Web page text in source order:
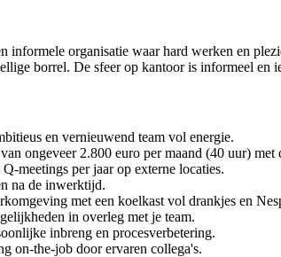
informele organisatie waar hard werken en
borrel. De sfeer op kantoor is informeel en
en vernieuwend team vol energie.
ongeveer 2.800 euro per maand (40 uur) met
meetings per jaar op externe locaties.
na de inwerktijd.
met een koelkast vol drankjes en
in overleg met je team.
inbreng en procesverbetering.
on-the-job door ervaren collega's.